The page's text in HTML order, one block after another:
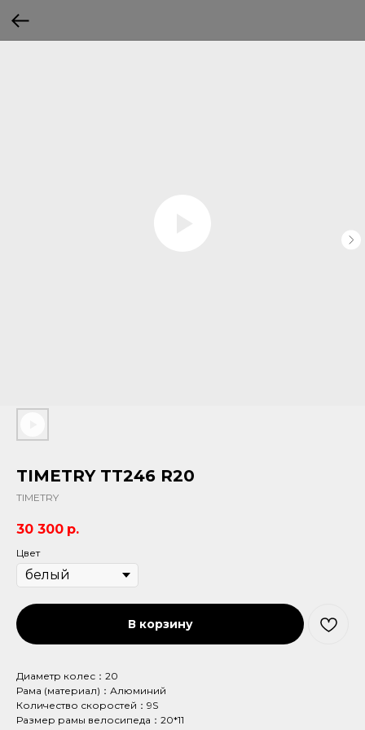
TIMETRY TT246 R20
TIMETRY
30 300 р.
Цвет
В корзину
Диаметр колес：20
Рама (материал)：Алюминий
Количество скоростей：9S
Размер рамы велосипеда：20*11